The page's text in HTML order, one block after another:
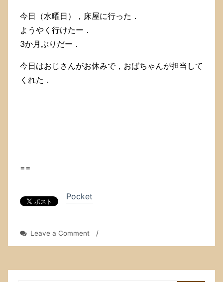
今日（水曜日），床屋に行った．
ようやく行けたー．
3か月ぶりだー．
今日はおじさんがお休みで，おばちゃんが担当して
くれた．
==
Pocket
Leave a Commenton
曜
/